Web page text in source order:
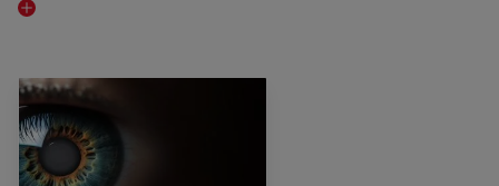
Read article